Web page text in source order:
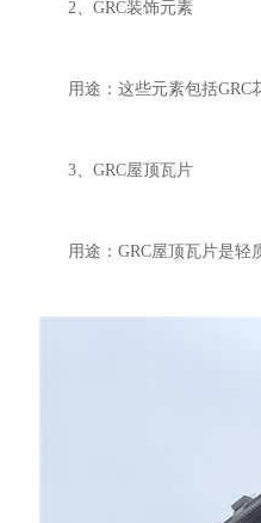
2、GRC装饰元素
用途：这些元素包括GRC
3、GRC屋顶瓦片
用途：GRC屋顶瓦片是轻